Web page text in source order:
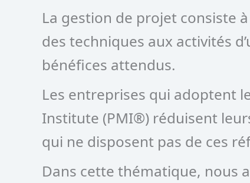
La gestion de projet consiste
des techniques aux activités
bénéfices attendus.
Les entreprises qui adoptent
Institute (PMI®) réduisent
qui ne disposent pas de ces
Dans cette thématique, nous